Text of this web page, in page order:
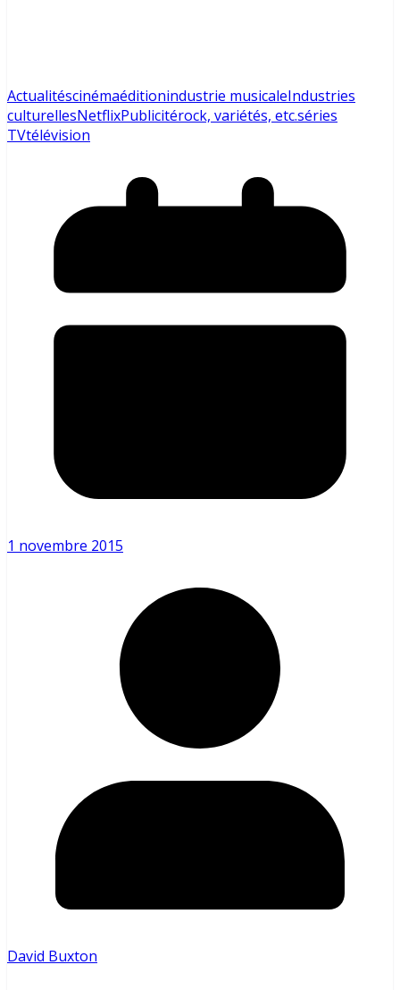
Actualitéscinémaéditionindustrie musicaleIndustries
culturellesNetflixPublicitérock, variétés, etc.séries
TVtélévision
1 novembre 2015
David Buxton